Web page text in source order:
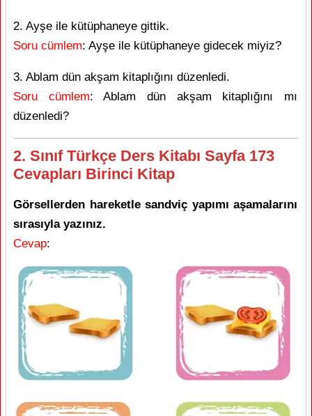
2. Ayşe ile kütüphaneye gittik.
Soru cümlem: Ayşe ile kütüphaneye gidecek miyiz?
3. Ablam dün akşam kitaplığını düzenledi.
Soru cümlem: Ablam dün akşam kitaplığını mı
düzenledi?
2. Sınıf Türkçe Ders Kitabı Sayfa 173
Cevapları Birinci Kitap
Görsellerden hareketle sandviç yapımı aşamalarını
sırasıyla yazınız.
Cevap: